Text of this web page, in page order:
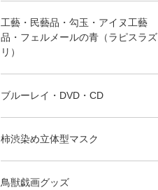
工藝・民藝品・勾玉・アイヌ工藝
品・フェルメールの青（ラピスラズ
リ）
ブルーレイ・DVD・CD
柿渋染め立体型マスク
鳥獣戯画グッズ